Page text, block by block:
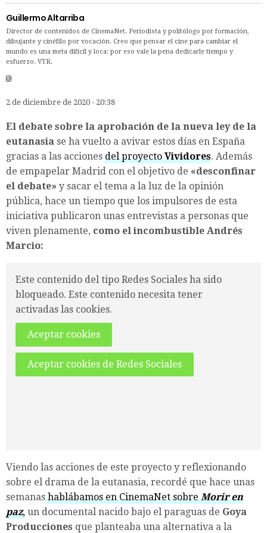
Guillermo Altarriba
Director de contenidos de CinemaNet. Periodista y politólogo por formación,
dibujante y cinéfilo por vocación. Creo que pensar el cine para cambiar el
mundo es una meta difícil y loca: por eso vale la pena dedicarle tiempo y
esfuerzo. VTR.
2 de diciembre de 2020 - 20:38
El debate sobre la aprobación de la nueva ley de la
eutanasia se ha vuelto a avivar estos días en España
gracias a las acciones del proyectoVividores. Además
de empapelar Madrid con el objetivo de «desconfinar
el debate» y sacar el tema a la luz de la opinión
pública, hace un tiempo que los impulsores de esta
iniciativa publicaron unas entrevistas a personas que
viven plenamente, como el incombustible Andrés
Marcio:
Este contenido del tipo Redes Sociales ha sido
bloqueado. Este contenido necesita tener
activadas las cookies.
Aceptar cookies
Aceptar cookies de Redes Sociales
Viendo las acciones de este proyecto y reflexionando
sobre el drama de la eutanasia, recordé que hace unas
semanashablábamos en CinemaNet sobreMorir en
paz, un documental nacido bajo el paraguas de Goya
Producciones que planteaba una alternativa a la